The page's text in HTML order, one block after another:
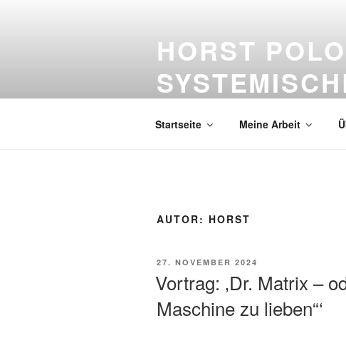
HORST
Startseite Meine Arbeit
AUTOR: HORST
VERÖFFENTLICHT
27. NOVEMBER 2024
Vortrag: ‚Dr. Matrix –
Maschine zu lieben“‘